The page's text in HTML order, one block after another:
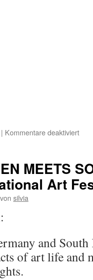
| Kommentare deaktiviertfür
MEETS
Art
von silvia
and South
of art life and